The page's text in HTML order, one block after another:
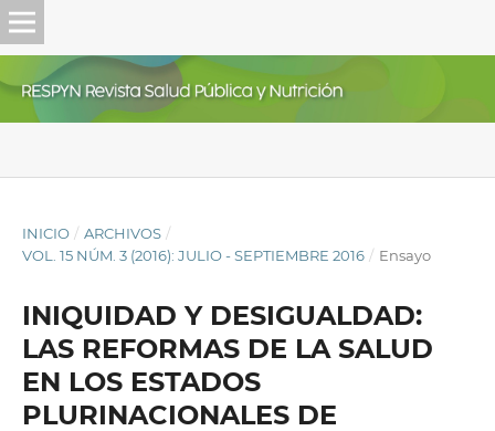
INICIO / ARCHIVOS /
VOL. 15 NÚM. 3 (2016): JULIO - SEPTIEMBRE 2016 / Ensayo
INIQUIDAD Y DESIGUALDAD:
LAS REFORMAS DE LA SALUD
EN LOS ESTADOS
PLURINACIONALES DE